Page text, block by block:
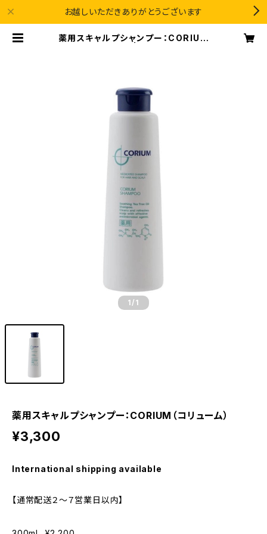
お越しいただきありがとうございます
薬用スキャルプシャンプー：CORIUM
1 /1
薬用スキャルプシャンプー：CORIUM（コリューム）
¥3,300
International shipping available
【通常配送２〜７営業日以内】